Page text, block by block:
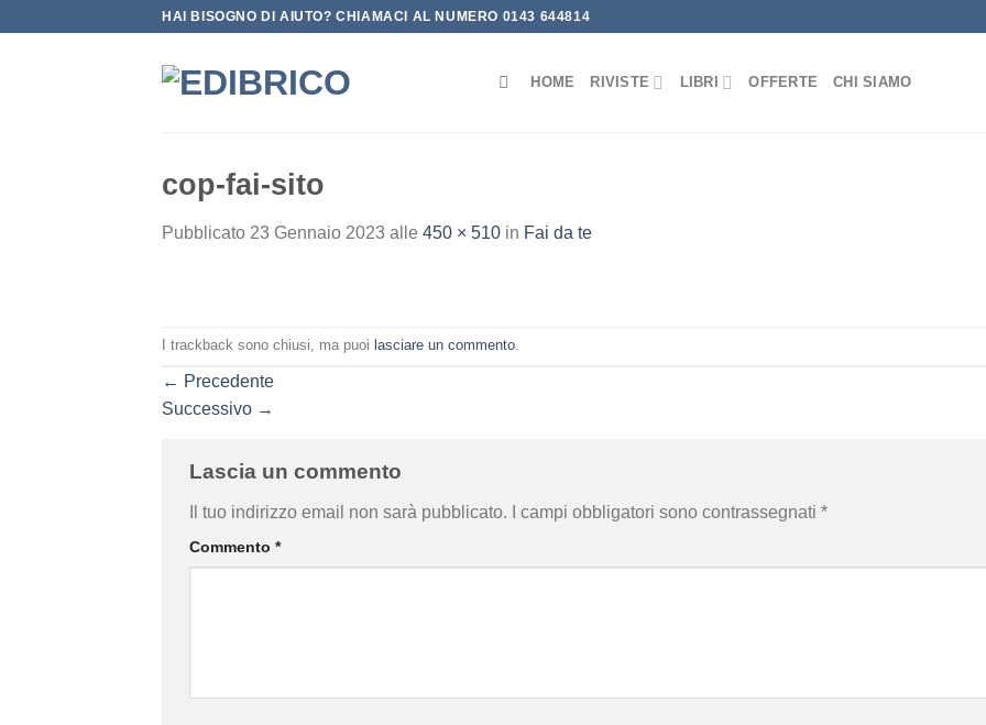
HAI BISOGNO DI AIUTO? CHIAMACI AL NUMERO 0143 644814
HOME RIVISTE LIBRI OFFERTE CHI SIAMO
cop-fai-sito
Pubblicato 23 Gennaio 2023 alle 450 × 510 in Fai da te
I trackback sono chiusi, ma puoi lasciare un commento
← Precedente
Successivo →
Lascia un commento
Il tuo indirizzo email non sarà pubblicato. I campi obbligatori sono contrassegnati *
Commento *